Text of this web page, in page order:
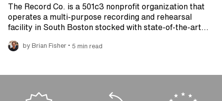
The Record Co. is a 501c3 nonprofit organization that
operates a multi-purpose recording and rehearsal
facility in South Boston stocked with state-of-the-art…
by Brian Fisher • 5 min read